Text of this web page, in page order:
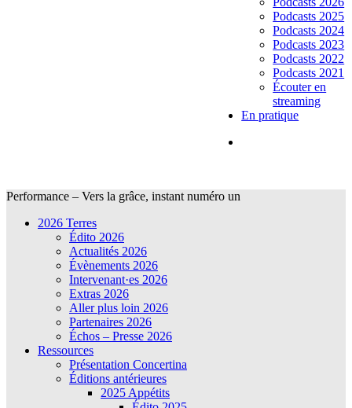
Podcasts 2025
Podcasts 2024
Podcasts 2023
Podcasts 2022
Podcasts 2021
Écouter en
streaming
En pratique
Performance – Vers la grâce, instant numéro un
2026 Terres
Édito 2026
Actualités 2026
Évènements 2026
Intervenant·es 2026
Extras 2026
Aller plus loin 2026
Partenaires 2026
Échos – Presse 2026
Ressources
Présentation Concertina
Éditions antérieures
2025 Appétits